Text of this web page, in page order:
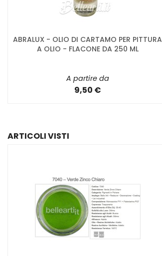
ABRALUX - OLIO DI CARTAMO PER PITTURA
A OLIO - FLACONE DA 250 ML
A partire da
9,50 €
ARTICOLI VISTI